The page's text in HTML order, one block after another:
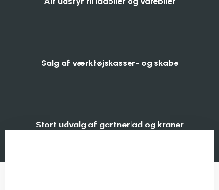
Salg af værktøjskasser- og skabe
Stort udvalg af gartnerlad og kraner